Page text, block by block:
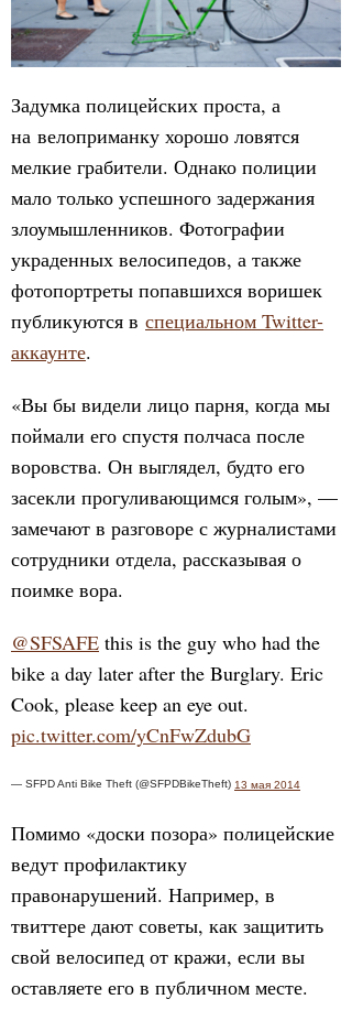
Задумка полицейских проста, а
на велоприманку хорошо ловятся
мелкие грабители. Однако полиции
мало только успешного задержания
злоумышленников. Фотографии
украденных велосипедов, а также
фотопортреты попавшихся воришек
публикуются в специальном Twitter-
аккаунте.
«Вы бы видели лицо парня, когда мы
поймали его спустя полчаса после
воровства. Он выглядел, будто его
засекли прогуливающимся голым», —
замечают в разговоре с журналистами
сотрудники отдела, рассказывая о
поимке вора.
@SFSAFE this is the guy who had the
bike a day later after the Burglary. Eric
Cook, please keep an eye out.
pic.twitter.com/yCnFwZdubG
— SFPD Anti Bike Theft (@SFPDBikeTheft) 13 мая 2014
Помимо «доски позора» полицейские
ведут профилактику
правонарушений. Например, в
твиттере дают советы, как защитить
свой велосипед от кражи, если вы
оставляете его в публичном месте.